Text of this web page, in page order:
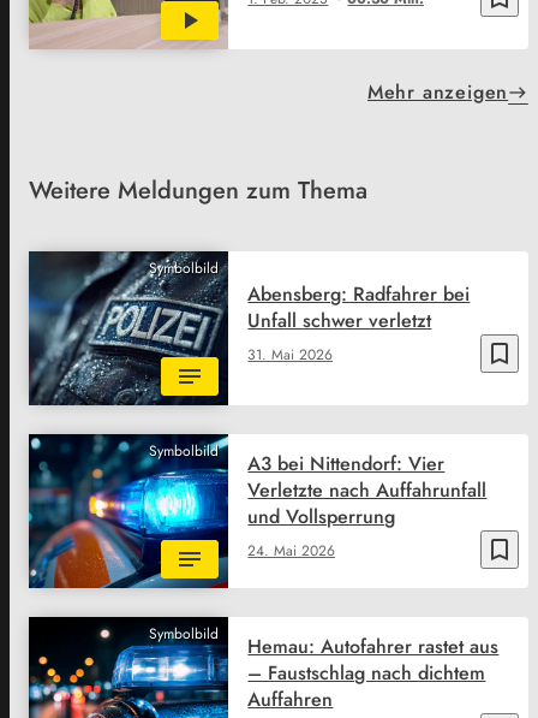
Mehr anzeigen
Weitere Meldungen zum Thema
Symbolbild
bookmark_border
31. Mai 2026
Abensberg: Radfahrer bei
Unfall schwer verletzt
Symbolbild
bookmark_border
24. Mai 2026
A3 bei Nittendorf: Vier
Verletzte nach Auffahrunfall
und Vollsperrung
Symbolbild
Hemau: Autofahrer rastet aus
– Faustschlag nach dichtem
Auffahren